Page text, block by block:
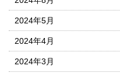
2024年5月
2024年4月
2024年3月